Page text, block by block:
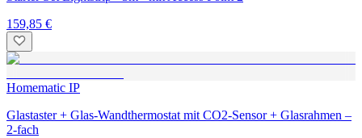
159,85 €
Homematic IP
Glastaster + Glas-Wandthermostat mit CO2-Sensor + Glasrahmen –
2-fach